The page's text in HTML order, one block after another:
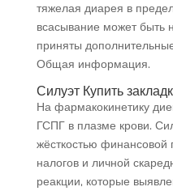
тяжелая диарея в
всасывание может
приняты
Общая информация.
Силуэт Купить
На фармакокинетику
ГСПГ в плазме крови.
жёсткостью финансовой
налогов и личной
реакции, которые